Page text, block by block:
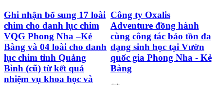
Ghi nhận bổ sung 17 loài
chim cho danh lục chim
VQG Phong Nha –Kẻ
Bàng và 04 loài cho danh
lục chim tỉnh Quảng
Bình (cũ) từ kết quả
nhiệm vụ khoa học và
Công ty Oxalis
Adventure đồng hành
cùng công tác bảo tồn đa
dạng sinh học tại Vườn
quốc gia Phong Nha - Kẻ
Bàng